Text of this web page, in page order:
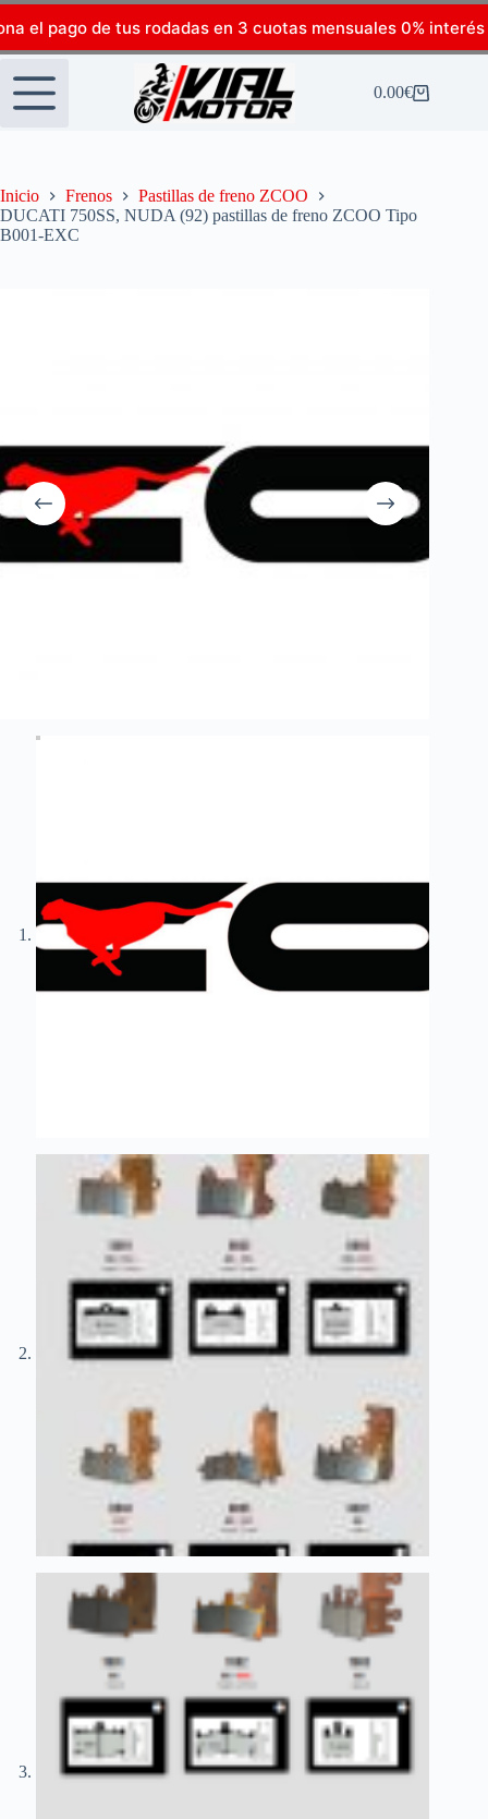
el pago de tus rodadas en 3 cuotas mensuales 0% interés
0.00€
Inicio Frenos
Pastillas de freno ZCOO
DUCATI 750SS, NUDA (92) pastillas de freno ZCOO Tipo
B001-EXC